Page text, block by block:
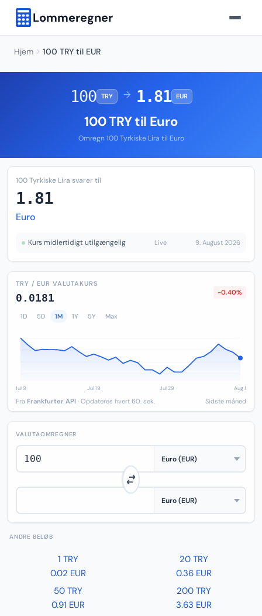
Lommeregner
Hjem 100 TRY til EUR
100 TRY → 1.81 EUR
100 TRY til Euro
Omregn 100 Tyrkiske Lira til Euro
100 Tyrkiske Lira svarer til
1.81
Euro
Kurs midlertidigt utilgængelig Live 9. August 2026
TRY / EUR VALUTAKURS
0.0181 -0.40%
1D 5D 1M 1Y 5Y Max
Fra Frankfurter API · Opdateres hvert 60. sek. Sidste måned
VALUTAOMREGNER
ANDRE BELØB
1 TRY
0.02 EUR
20 TRY
0.36 EUR
50 TRY
0.91 EUR
200 TRY
3.63 EUR